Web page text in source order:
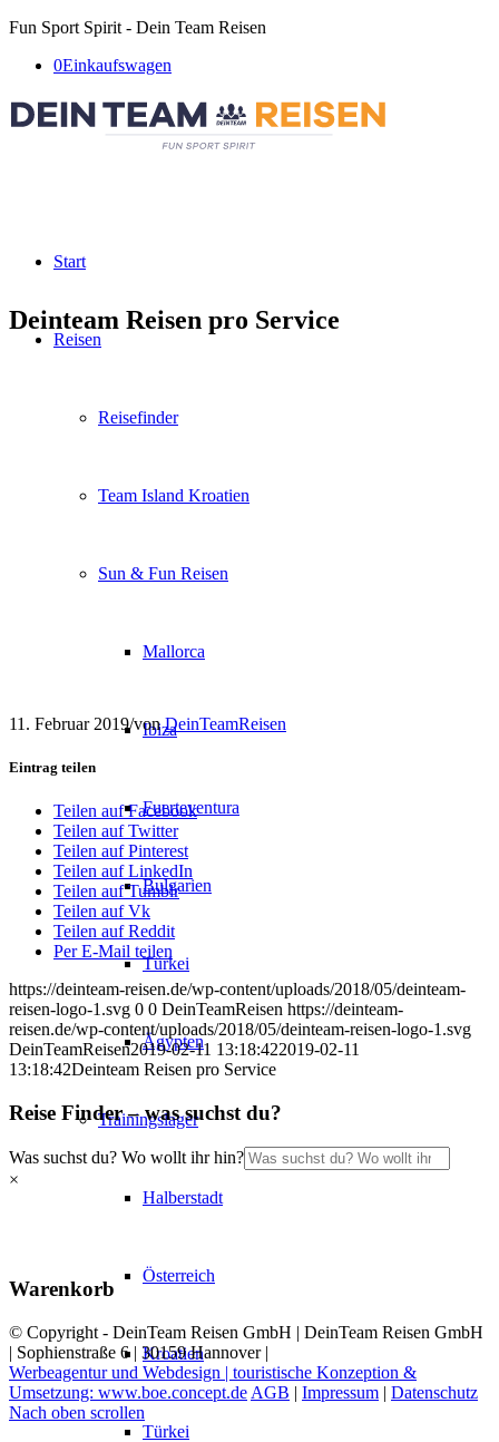
Fun Sport Spirit - Dein Team Reisen
0Einkaufswagen
Start
Reisen
Reisefinder
Team Island Kroatien
Sun & Fun Reisen
Mallorca
Ibiza
Fuerteventura
Bulgarien
Türkei
Ägypten
Trainingslager
Halberstadt
Österreich
Kroatien
Türkei
Deinteam Reisen pro Service
11. Februar 2019/vonDeinTeamReisen
Eintrag teilen
Teilen auf Facebook
Teilen auf Twitter
Teilen auf Pinterest
Teilen auf LinkedIn
Teilen auf Tumblr
Teilen auf Vk
Teilen auf Reddit
Per E-Mail teilen
https://deinteam-reisen.de/wp-content/uploads/2018/05/deinteam-
reisen-logo-1.svg 0 0 DeinTeamReisen https://deinteam-
reisen.de/wp-content/uploads/2018/05/deinteam-reisen-logo-1.svg
DeinTeamReisen2019-02-11 13:18:422019-02-11
13:18:42Deinteam Reisen pro Service
Reise Finder – was suchst du?
Was suchst du? Wo wollt ihr hin?
×
Warenkorb
© Copyright - DeinTeam Reisen GmbH | DeinTeam Reisen GmbH
| Sophienstraße 6 | 30159 Hannover |
Werbeagentur und Webdesign | touristische Konzeption &
Umsetzung: www.boe.concept.de AGB | Impressum | Datenschutz
Nach oben scrollen